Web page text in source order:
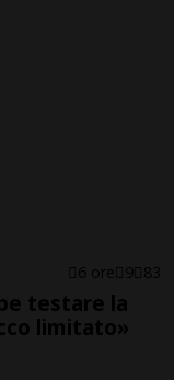
6 ore 9 83
testare la
limitato»